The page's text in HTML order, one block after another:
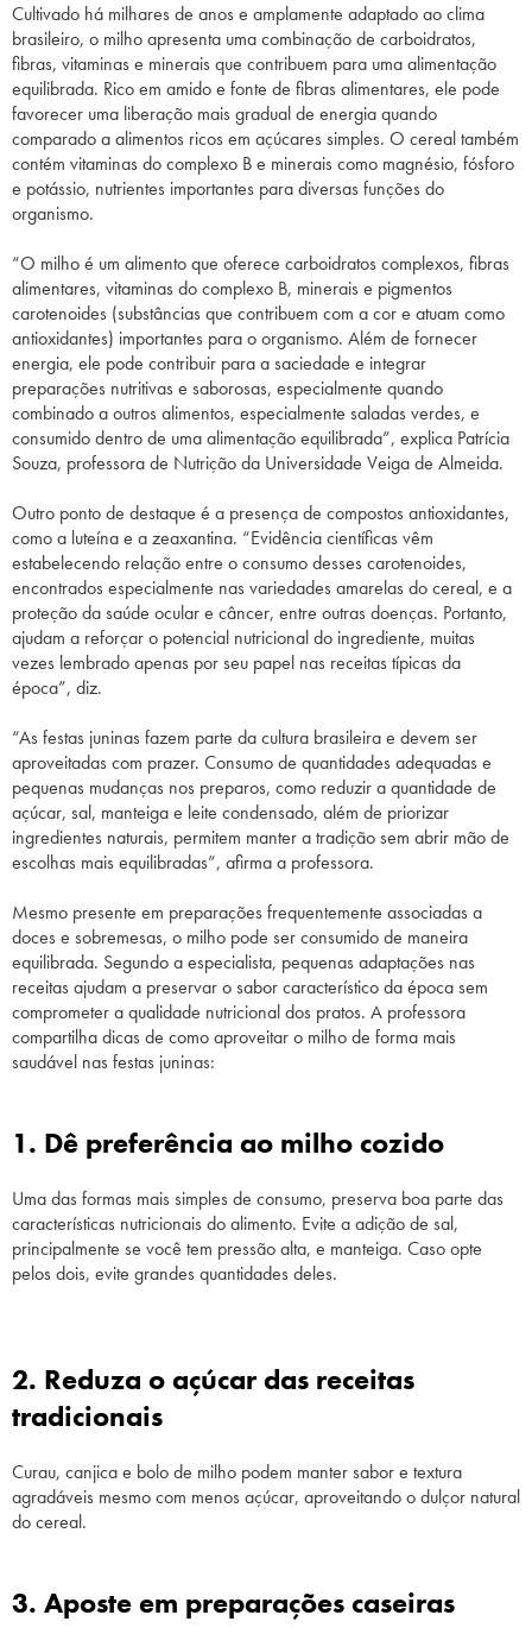
Cultivado há milhares de anos e amplamente adaptado ao clima
brasileiro, o milho apresenta uma combinação de carboidratos,
fibras, vitaminas e minerais que contribuem para uma alimentação
equilibrada. Rico em amido e fonte de fibras alimentares, ele pode
favorecer uma liberação mais gradual de energia quando
comparado a alimentos ricos em açúcares simples. O cereal também
contém vitaminas do complexo B e minerais como magnésio, fósforo
e potássio, nutrientes importantes para diversas funções do
organismo.
“O milho é um alimento que oferece carboidratos complexos, fibras
alimentares, vitaminas do complexo B, minerais e pigmentos
carotenoides (substâncias que contribuem com a cor e atuam como
antioxidantes) importantes para o organismo. Além de fornecer
energia, ele pode contribuir para a saciedade e integrar
preparações nutritivas e saborosas, especialmente quando
combinado a outros alimentos, especialmente saladas verdes, e
consumido dentro de uma alimentação equilibrada”, explica Patrícia
Souza, professora de Nutrição da Universidade Veiga de Almeida.
Outro ponto de destaque é a presença de compostos antioxidantes,
como a luteína e a zeaxantina. “Evidência científicas vêm
estabelecendo relação entre o consumo desses carotenoides,
encontrados especialmente nas variedades amarelas do cereal, e a
proteção da saúde ocular e câncer, entre outras doenças. Portanto,
ajudam a reforçar o potencial nutricional do ingrediente, muitas
vezes lembrado apenas por seu papel nas receitas típicas da
época”, diz.
“As festas juninas fazem parte da cultura brasileira e devem ser
aproveitadas com prazer. Consumo de quantidades adequadas e
pequenas mudanças nos preparos, como reduzir a quantidade de
açúcar, sal, manteiga e leite condensado, além de priorizar
ingredientes naturais, permitem manter a tradição sem abrir mão de
escolhas mais equilibradas”, afirma a professora.
Mesmo presente em preparações frequentemente associadas a
doces e sobremesas, o milho pode ser consumido de maneira
equilibrada. Segundo a especialista, pequenas adaptações nas
receitas ajudam a preservar o sabor característico da época sem
comprometer a qualidade nutricional dos pratos. A professora
compartilha dicas de como aproveitar o milho de forma mais
saudável nas festas juninas:
1. Dê preferência ao milho cozido
Uma das formas mais simples de consumo, preserva boa parte das
características nutricionais do alimento. Evite a adição de sal,
principalmente se você tem pressão alta, e manteiga. Caso opte
pelos dois, evite grandes quantidades deles.
2. Reduza o açúcar das receitas
tradicionais
Curau, canjica e bolo de milho podem manter sabor e textura
agradáveis mesmo com menos açúcar, aproveitando o dulçor natural
do cereal.
3. Aposte em preparações caseiras